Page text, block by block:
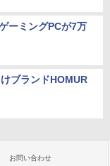
ーミングPCが7万
ブランドHOMUR
お問い合わせ